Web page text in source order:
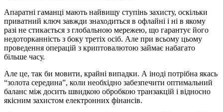
Апаратні гаманці мають найвищу ступінь захисту, оскільки
приватний ключ завжди знаходиться в офлайні і ні в якому
разі не стикається з глобальною мережею, що гарантує його
недоторканність з боку третіх осіб. Але при всьому цьому
проведення операцій з криптовалютою займає набагато
більше часу.
Але це, так би мовити, крайні випадки. А іноді потрібна якась
“золота середина”, коли необхідно забезпечити оптимальний
баланс між досить швидкою обробкою транзакцій і відносно
якісним захистом електронних фінансів.